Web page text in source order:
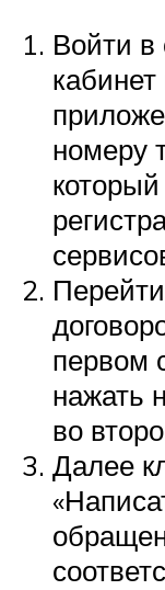
Войти в
номеру
первом
нажать
во
Далее